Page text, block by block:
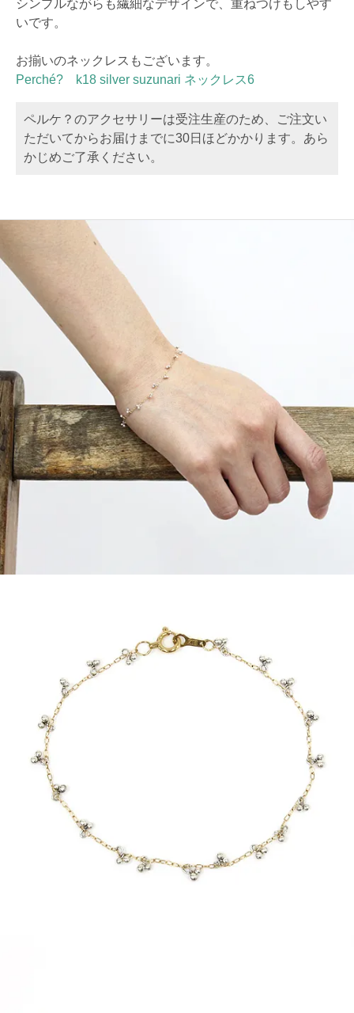
シンプルながらも繊細なデザインで、重ねつけもしやす
いです。
お揃いのネックレスもございます。
Perché? k18 silver suzunari ネックレス6
ペルケ？のアクセサリーは受注生産のため、ご注文い
ただいてからお届けまでに30日ほどかかります。あら
かじめご了承ください。